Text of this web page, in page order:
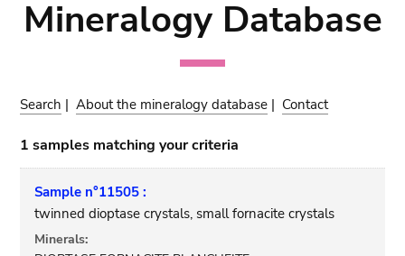
Mineralogy Database
Search |About the mineralogy database | Contact
1 samples matching your criteria
Sample n°11505 :
twinned dioptase crystals, small fornacite crystals
Minerals: